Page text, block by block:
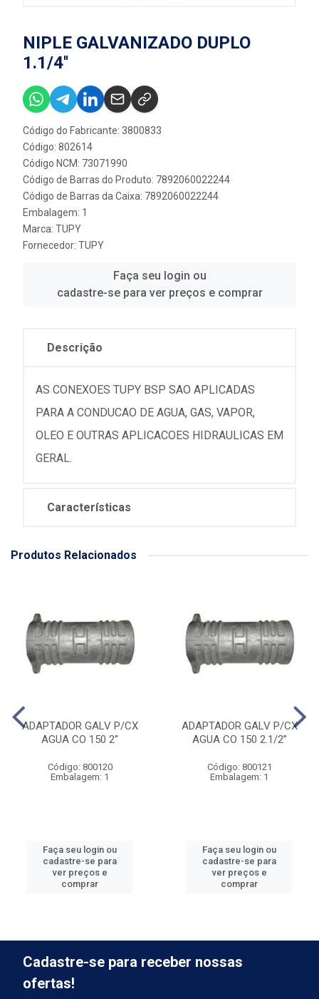
NIPLE GALVANIZADO DUPLO
1.1/4''
Código do Fabricante: 3800833
Código: 802614
Código NCM: 73071990
Código de Barras do Produto: 7892060022244
Código de Barras da Caixa: 7892060022244
Embalagem: 1
Marca: TUPY
Fornecedor: TUPY
Faça seu login ou
cadastre-se para ver preços e comprar
Descrição
AS CONEXOES TUPY BSP SAO APLICADAS
PARA A CONDUCAO DE AGUA, GAS, VAPOR,
OLEO E OUTRAS APLICACOES HIDRAULICAS EM
GERAL.
Características
Produtos Relacionados
ADAPTADOR GALV P/CX
AGUA CO 150 2''
Código: 800120
Embalagem: 1
Faça seu login ou
cadastre-se para
ver preços e
comprar
ADAPTADOR GALV P/CX
AGUA CO 150 2.1/2”
Código: 800121
Embalagem: 1
Faça seu login ou
cadastre-se para
ver preços e
comprar
Cadastre-se para receber nossas
ofertas!